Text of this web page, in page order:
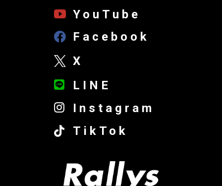
YouTube
Facebook
X
LINE
Instagram
TikTok